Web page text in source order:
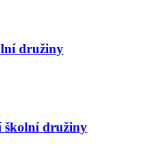
družiny
školní družiny